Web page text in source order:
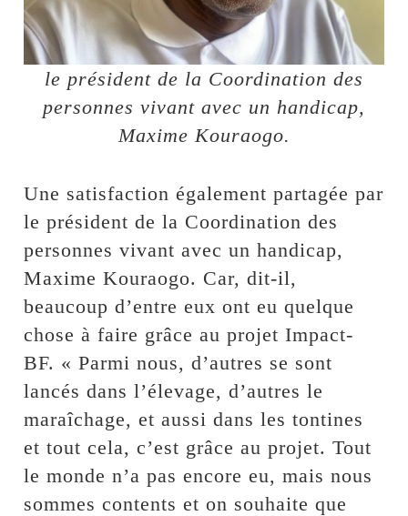
le président de la Coordination des
personnes vivant avec un handicap,
Maxime Kouraogo.
Une satisfaction également partagée par
le président de la Coordination des
personnes vivant avec un handicap,
Maxime Kouraogo. Car, dit-il,
beaucoup d’entre eux ont eu quelque
chose à faire grâce au projet Impact-
BF. « Parmi nous, d’autres se sont
lancés dans l’élevage, d’autres le
maraîchage, et aussi dans les tontines
et tout cela, c’est grâce au projet. Tout
le monde n’a pas encore eu, mais nous
sommes contents et on souhaite que